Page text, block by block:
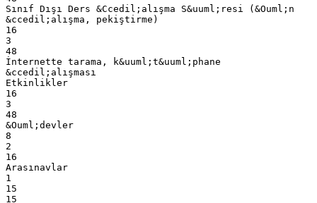
Sınıf Dışı Ders &Ccedil;alışma S&uuml;resi (&Ouml;n
&ccedil;alışma, pekiştirme)
16
3
48
İnternette tarama, k&uuml;t&uuml;phane
&ccedil;alışması
Etkinlikler
16
3
48
&Ouml;devler
8
2
16
Arasınavlar
1
15
15